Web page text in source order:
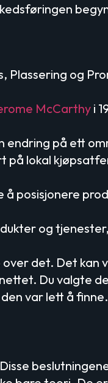
Plassering og
McCarthyi
endring på ett
på lokal
å posisjonere
og
over det. Det
Du valgte
var lett å